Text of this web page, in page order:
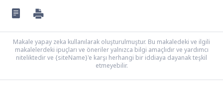
Makale yapay zeka kullanılarak oluşturulmuştur. Bu makaledeki ve ilgili
makalelerdeki ipuçları ve öneriler yalnızca bilgi amaçlıdır ve yardımcı
niteliktedir ve {siteName}'e karşı herhangi bir iddiaya dayanak teşkil
etmeyebilir.